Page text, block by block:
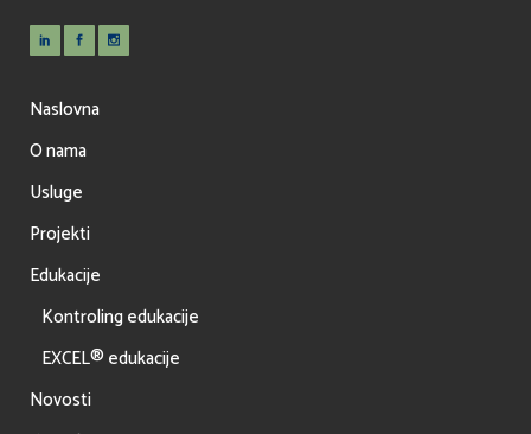
Naslovna
O nama
Usluge
Projekti
Edukacije
Kontroling edukacije
EXCEL® edukacije
Novosti